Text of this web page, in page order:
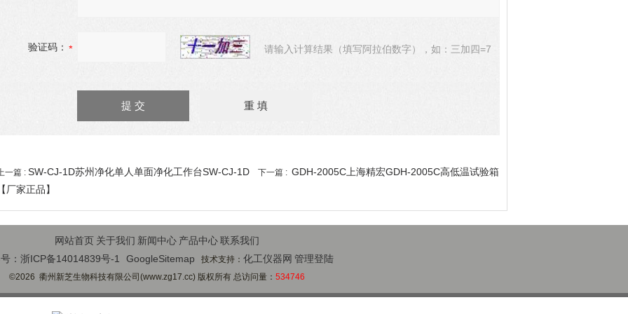
验证码： 请输入计算结果（填写阿拉伯数字），如：三加四=7
一篇 : SW-CJ-1D苏州净化单人单面净化工作台SW-CJ-1D 下一篇 : GDH-2005C上海精宏GDH-2005C高低温试验箱
厂家正品】
网站首页 关于我们 新闻中心 产品中心联系我们
：浙ICP备14014839号-1
GoogleSitemap 技术支持： 化工仪器网 管理登陆
©2026 衢州新芝生物科技有限公司(www.zg17.cc) 版权所有 总访问量： 534746